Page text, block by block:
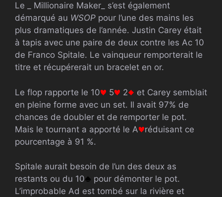
Le _ Millionaire Maker_ s’est également
démarqué au WSOP pour l’une des mains les
plus dramatiques de l’année. Justin Carey était
à tapis avec une paire de deux contre les Ac 10
de Franco Spitale. Le vainqueur remporterait le
titre et récupérerait un bracelet en or.
Le flop rapporte le 10 5 2
et Carey semblait
en pleine forme avec un set. Il avait 97% de
chances de doubler et de remporter le pot.
Mais le tournant a apporté le A
réduisant ce
pourcentage à 91 %.
Spitale aurait besoin de l’un des deux as
restants ou du 10
pour démonter le pot.
L’improbable Ad est tombé sur la rivière et